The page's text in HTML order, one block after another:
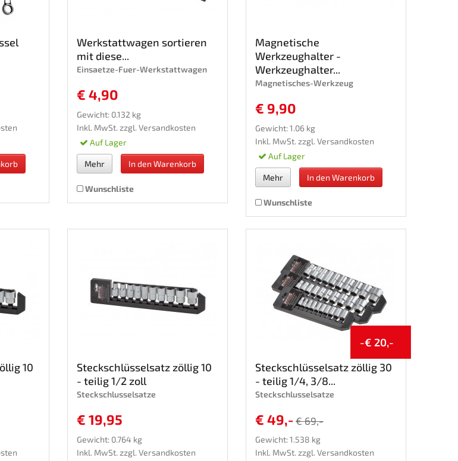
Werkstattwagen sortieren
mit diese...
Einsaetze-Fuer-Werkstattwagen
€ 4,90
Gewicht: 0.132 kg
Inkl. MwSt. zzgl. Versandkosten
Auf Lager
Mehr In den Warenkorb
Wunschliste
Magnetische
Werkzeughalter -
Werkzeughalter...
Magnetisches-Werkzeug
€ 9,90
Gewicht: 1.06 kg
Inkl. MwSt. zzgl. Versandkosten
Auf Lager
Mehr In den Warenkorb
Wunschliste
10
Steckschlüsselsatz zöllig 10
- teilig 1/2 zoll
Steckschlusselsatze
€ 19,95
Gewicht: 0.764 kg
Inkl. MwSt. zzgl. Versandkosten
-€ 20,-
Steckschlüsselsatz zöllig 30
- teilig 1/4, 3/8...
Steckschlusselsatze
€ 49,- € 69,-
Gewicht: 1.538 kg
Inkl. MwSt. zzgl. Versandkosten